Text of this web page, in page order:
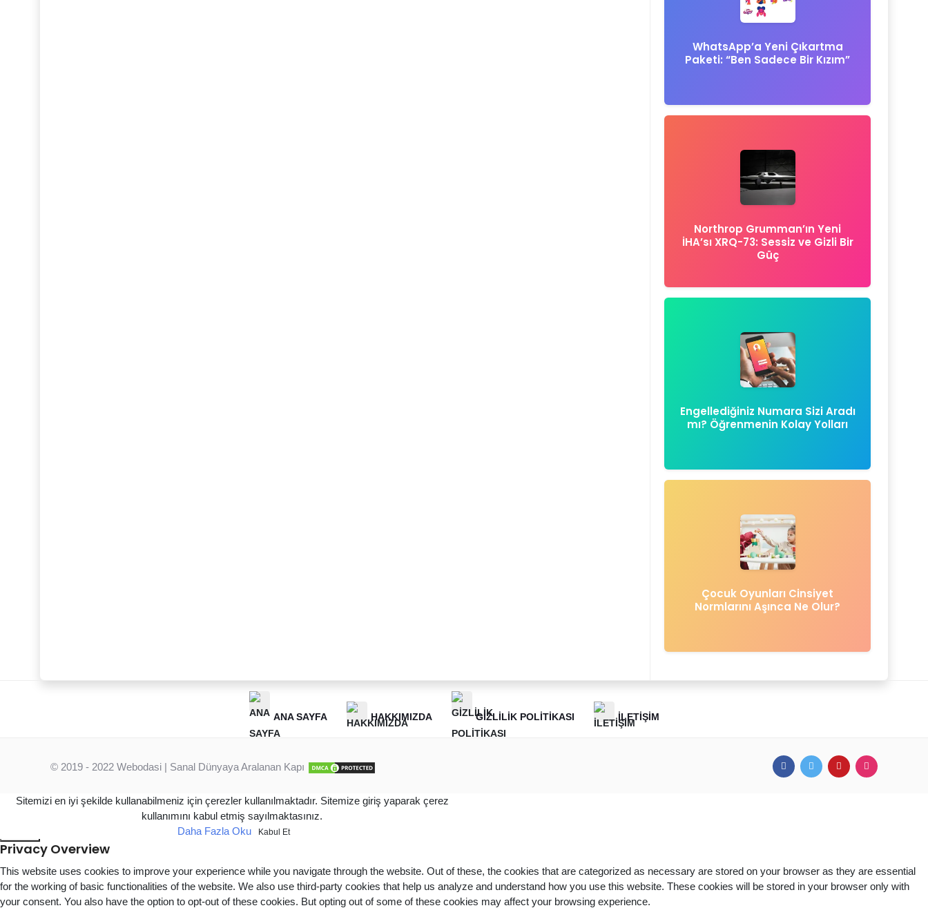
WhatsApp’a Yeni Çıkartma
Paketi: “Ben Sadece Bir Kızım”
Northrop Grumman’ın Yeni
İHA’sı XRQ-73: Sessiz ve Gizli Bir
Güç
Engellediğiniz Numara Sizi Aradı
mı? Öğrenmenin Kolay Yolları
Çocuk Oyunları Cinsiyet
Normlarını Aşınca Ne Olur?
ANA SAYFA HAKKIMIZDA GIZLILIK POLITIKASI İLETIŞIM
© 2019 - 2022 Webodasi | Sanal Dünyaya Aralanan Kapı
Sitemizi en iyi şekilde kullanabilmeniz için çerezler kullanılmaktadır. Sitemize giriş yaparak çerez
kullanımını kabul etmiş sayılmaktasınız.
Daha Fazla Oku
Kabul Et
Privacy Overview
This website uses cookies to improve your experience while you navigate through the website. Out of these, the cookies that are categorized as necessary are stored on your browser as they are essential
for the working of basic functionalities of the website. We also use third-party cookies that help us analyze and understand how you use this website. These cookies will be stored in your browser only with
your consent. You also have the option to opt-out of these cookies. But opting out of some of these cookies may affect your browsing experience.